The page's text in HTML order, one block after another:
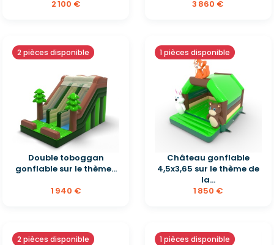
2 100 € 3 860 €
2 pièces disponible
Double toboggan
gonflable sur le thème...
1 940 €
1 pièces disponible
Château gonflable
4,5x3,65 sur le thème de
la...
1 850 €
2 pièces disponible 1 pièces disponible